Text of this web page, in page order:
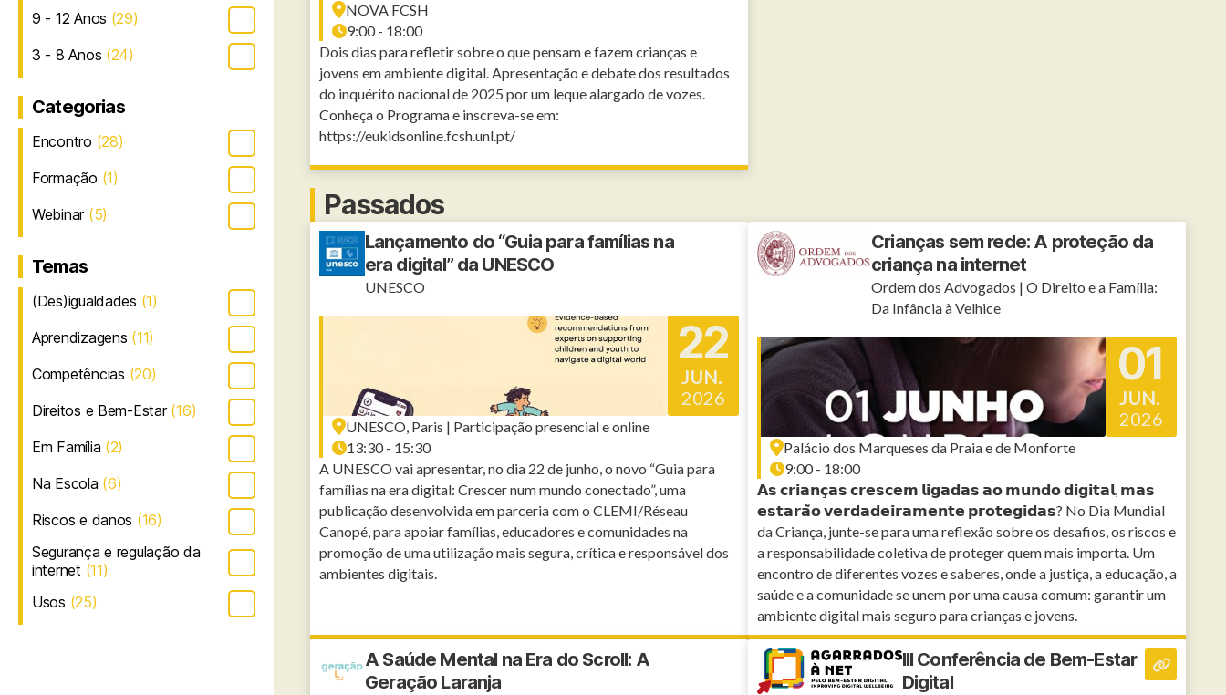
3 - 8 Anos (24)
9 - 12 Anos (29)
Categorias
Encontro (28)
Formação (1)
Webinar (5)
Temas
(Des)igualdades (1)
Aprendizagens (11)
Competências (20)
Direitos e Bem-Estar (16)
Em Família (2)
Na Escola (6)
Riscos e danos (16)
Segurança e regulação da
internet (11)
Usos (25)
NOVA FCSH
9:00 - 18:00
Dois dias para refletir sobre o que pensam e fazem crianças e
jovens em ambiente digital. Apresentação e debate dos resultados
do inquérito nacional de 2025 por um leque alargado de vozes.
Conheça o Programa e inscreva-se em:
https://eukidsonline.fcsh.unl.pt/
Passados
Lançamento do “Guia para famílias na
era digital” da UNESCO
UNESCO
22
JUN.
2026
UNESCO, Paris | Participação presencial e online
13:30 - 15:30
A UNESCO vai apresentar, no dia 22 de junho, o novo “Guia para
famílias na era digital: Crescer num mundo conectado”, uma
publicação desenvolvida em parceria com o CLEMI/Réseau
Canopé, para apoiar famílias, educadores e comunidades na
promoção de uma utilização mais segura, crítica e responsável dos
ambientes digitais.
Crianças sem rede: A proteção da
criança na internet
Ordem dos Advogados | O Direito e a Família:
Da Infância à Velhice
01
JUN.
2026
Palácio dos Marqueses da Praia e de Monforte
9:00 - 18:00
𝗔𝘀 𝗰𝗿𝗶𝗮𝗻𝗰̧𝗮𝘀 𝗰𝗿𝗲𝘀𝗰𝗲𝗺 𝗹𝗶𝗴𝗮𝗱𝗮𝘀 𝗮𝗼 𝗺𝘂𝗻𝗱𝗼 𝗱𝗶𝗴𝗶𝘁𝗮𝗹, 𝗺𝗮𝘀
𝗲𝘀𝘁𝗮𝗿𝗮̃𝗼 𝘃𝗲𝗿𝗱𝗮𝗱𝗲𝗶𝗿𝗮𝗺𝗲𝗻𝘁𝗲 𝗽𝗿𝗼𝘁𝗲𝗴𝗶𝗱𝗮𝘀? No Dia Mundial
da Criança, junte-se para uma reflexão sobre os desafios, os riscos e
a responsabilidade coletiva de proteger quem mais importa. Um
encontro de diferentes vozes e saberes, onde a justiça, a educação, a
saúde e a comunidade se unem por uma causa comum: garantir um
ambiente digital mais seguro para crianças e jovens.
A Saúde Mental na Era do Scroll: A
Geração Laranja
III Conferência de Bem-Estar
Digital